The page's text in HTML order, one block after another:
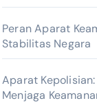
Peran Aparat
Stabilitas Negara
Aparat
Menjaga